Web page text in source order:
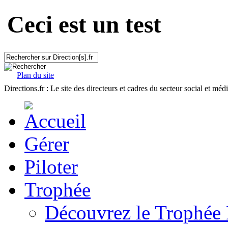
Ceci est un test
Plan du site
Directions.fr : Le site des directeurs et cadres du secteur social et
Gérer
Piloter
Trophée
Découvrez le